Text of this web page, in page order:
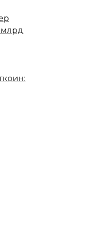
млрд